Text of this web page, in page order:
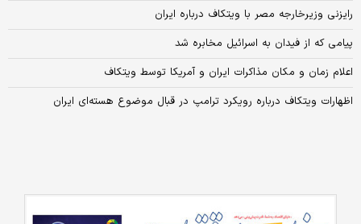
رایزنی وزیرخارجه مصر با ویتکاف درباره ایران
پیامی که از فیدان به اسرائیل مخابره شد
اعلام زمان و مکان مذاکرات ایران و آمریکا توسط ویتکاف
اظهارات ویتکاف درباره رویکرد ترامپ در قبال موضوع هسته‌ای ایران